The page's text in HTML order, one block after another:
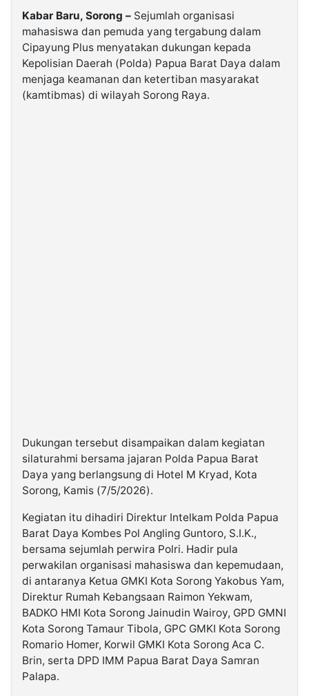
Kabarbaru.co
2026
Kabar Baru, Sorong – Sejumlah organisasi
mahasiswa dan pemuda yang tergabung dalam
Cipayung Plus menyatakan dukungan kepada
Kepolisian Daerah (Polda) Papua Barat Daya dalam
menjaga keamanan dan ketertiban masyarakat
(kamtibmas) di wilayah Sorong Raya.
Dukungan tersebut disampaikan dalam kegiatan
silaturahmi bersama jajaran Polda Papua Barat
Daya yang berlangsung di Hotel M Kryad, Kota
Sorong, Kamis (7/5/2026).
Kegiatan itu dihadiri Direktur Intelkam Polda Papua
Barat Daya Kombes Pol Angling Guntoro, S.I.K.,
bersama sejumlah perwira Polri. Hadir pula
perwakilan organisasi mahasiswa dan kepemudaan,
di antaranya Ketua GMKI Kota Sorong Yakobus Yam,
Direktur Rumah Kebangsaan Raimon Yekwam,
BADKO HMI Kota Sorong Jainudin Wairoy, GPD GMNI
Kota Sorong Tamaur Tibola, GPC GMKI Kota Sorong
Romario Homer, Korwil GMKI Kota Sorong Aca C.
Brin, serta DPD IMM Papua Barat Daya Samran
Palapa.